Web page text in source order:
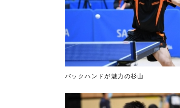
バックハンドが魅力の杉山